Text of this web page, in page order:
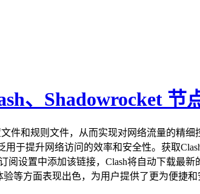
、Shadowrocket 节
件和规则文件，从而实现对网络流量的精
于提升网络访问的效率和安全性。获取
设置中添加该链接，Clash将自动下载最
等方面表现出色，为用户提供了更为便捷和